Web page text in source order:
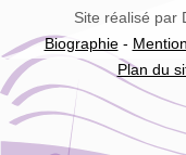
Site réalisé par
Biographie-
Plan du